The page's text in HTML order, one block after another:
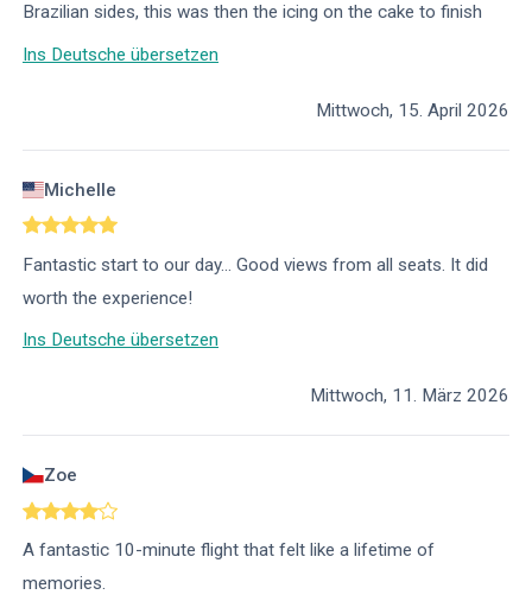
Brazilian sides, this was then the icing on the cake to finish
Ins Deutsche übersetzen
Mittwoch, 15. April 2026
Michelle
Fantastic start to our day… Good views from all seats. It did
worth the experience!
Ins Deutsche übersetzen
Mittwoch, 11. März 2026
Zoe
A fantastic 10-minute flight that felt like a lifetime of
memories.